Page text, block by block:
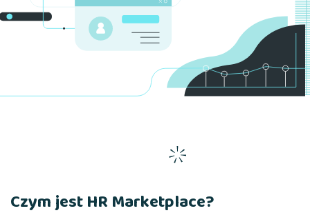
Czym jest HR Marketplace?